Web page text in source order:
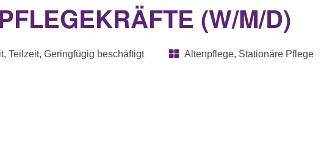
(W/M/D)
Teilzeit, Geringfügig beschäftigt Altenpflege, Stationäre Pflege